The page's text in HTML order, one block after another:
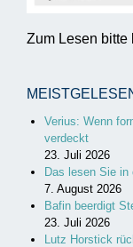
Zum Lesen bitte
Verius: Wenn
verdeckt
23. Juli 2026
Das lesen Sie in
7. August 2026
Bafin beerdigt
23. Juli 2026
Lutz Horstick